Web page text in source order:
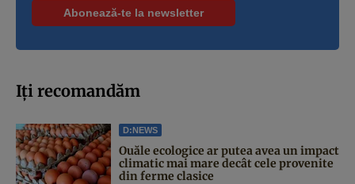
Iți recomandăm
D:NEWS
Ouăle ecologice ar putea avea un impact
climatic mai mare decât cele provenite
din ferme clasice